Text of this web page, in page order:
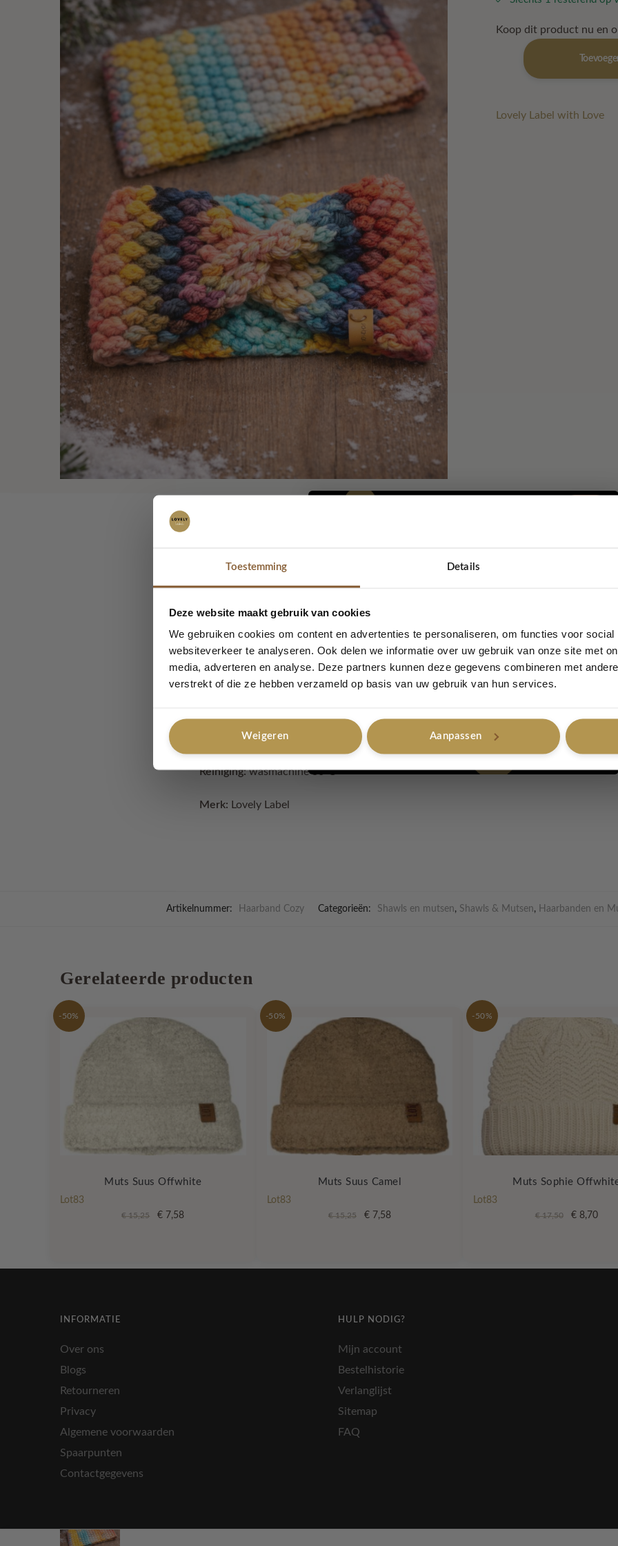
Toestemming Details
Deze website maakt gebruik van cookies
We gebruiken cookies om content en advertenties te personaliseren, om functies voor
websiteverkeer te analyseren. Ook delen we informatie over uw gebruik van onze site met
media, adverteren en analyse. Deze partners kunnen deze gegevens combineren met
verstrekt of die ze hebben verzameld op basis van uw gebruik van hun services.
Weigeren Aanpassen
Koop dit product nu en
Haarband
Lovely Label with Love
Haarband Cozy
Voeg een vleugje kleur toe aan je winteroutfit!
Deze gehaakteHaarband is een ware explosie van vrolijke tinten en zorgt voor
de dagen waarop je een beetje extra flair wilt toevoegen aan je look. Dankzij de
deze Haarband niet alleen praktisch, maar ook een echte eyecatcher. Of je nu een
Reiniging:wasmachine 30ºC
Merk: Lovely Label
Artikelnummer: Haarband Cozy Categorieën: Shawls en mutsen, Shawls & Mutsen, Haarbanden en
Gerelateerde producten
-50%
Muts Suus Offwhite
Lot83
€15,25
Oorspronkelijke
€ 7,58Huidige
-50%
Muts Suus Camel
Lot83
€15,25
Oorspronkelijke
€7,58Huidige
-50%
Muts Sophie
Lot83
€17,50 €8,70
INFORMATIE
Over ons
Blogs
Retourneren
Privacy
Algemene voorwaarden
Spaarpunten
Contactgegevens
HULP NODIG?
Mijn account
Bestelhistorie
Verlanglijst
Sitemap
FAQ
Ja, graag!
Nee, bedankt